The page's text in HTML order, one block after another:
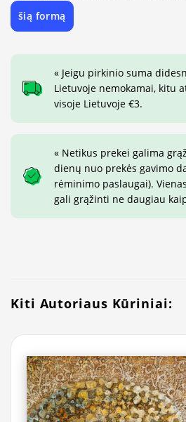
šią formą
« Jeigu pirkinio suma
Lietuvoje nemokamai, kitu
visoje Lietuvoje €3.
« Netikus prekei galima
dienų nuo prekės gavimo
rėminimo paslaugai).
gali grąžinti ne daugiau
Kiti Autoriaus Kūriniai: